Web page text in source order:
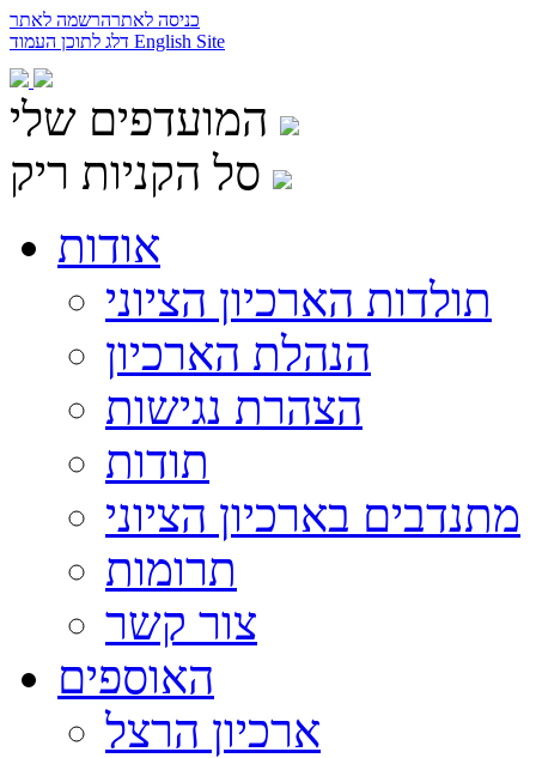
כניסה לאתרהרשמה לאתר
English Site
המועדפים שלי
סל הקניות ריק
אודות
תולדות הארכיון הציוני
הנהלת הארכיון
הצהרת נגישות
תודות
מתנדבים בארכיון הציוני
תרומות
צור קשר
האוספים
ארכיון הרצל